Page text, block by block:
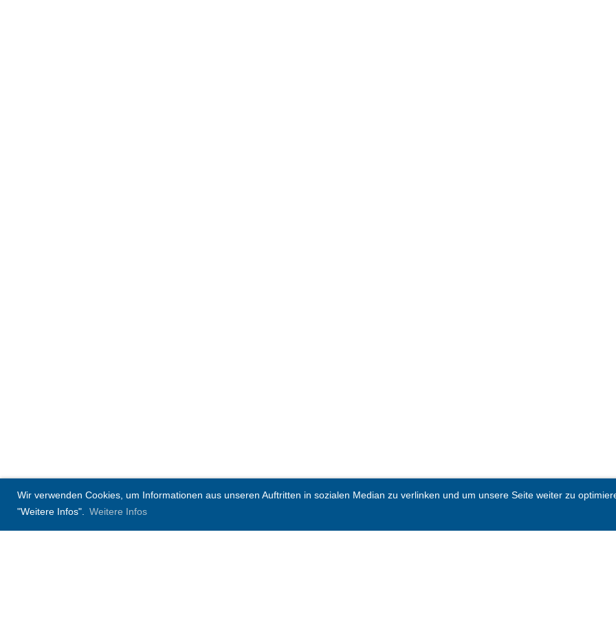
Wir verwenden Cookies, um Informationen aus unseren Auftritten in sozialen Median zu verlinken und um unsere Seite weiter zu
"Weitere Infos". Weitere Infos